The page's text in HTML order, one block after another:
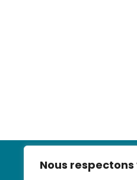
Nous